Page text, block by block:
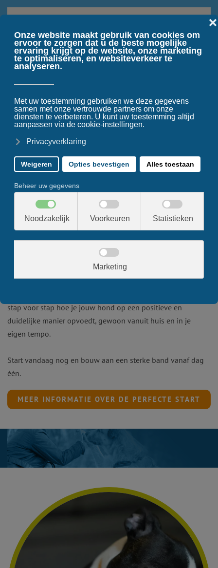
Vanuit huis in je eigen tempo
stap voor stap hoe je jouw hond op een positieve en
duidelijke manier opvoedt, gewoon vanuit huis en in je
eigen tempo.
Start vandaag nog en bouw aan een sterke band vanaf dag
één.
MEER INFORMATIE OVER DE PERFECTE START